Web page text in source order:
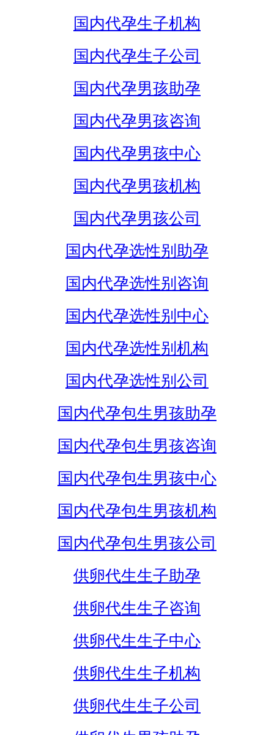
国内代孕生子机构
国内代孕生子公司
国内代孕男孩助孕
国内代孕男孩咨询
国内代孕男孩中心
国内代孕男孩机构
国内代孕男孩公司
国内代孕选性别助孕
国内代孕选性别咨询
国内代孕选性别中心
国内代孕选性别机构
国内代孕选性别公司
国内代孕包生男孩助孕
国内代孕包生男孩咨询
国内代孕包生男孩中心
国内代孕包生男孩机构
国内代孕包生男孩公司
供卵代生生子助孕
供卵代生生子咨询
供卵代生生子中心
供卵代生生子机构
供卵代生生子公司